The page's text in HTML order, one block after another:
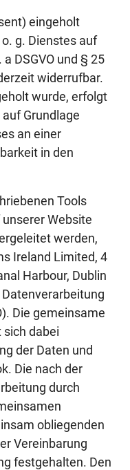
eingeholt
g. Dienstes auf
DSGVO und § 25
widerrufbar.
wurde, erfolgt
Grundlage
an einer
in den
Tools
Website
werden,
Ireland Limited, 4
Harbour, Dublin
Die gemeinsame
dabei
der Daten und
Die nach der
durch
obliegenden
Vereinbarung
festgehalten. Den